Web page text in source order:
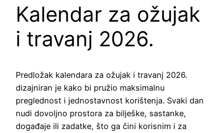
Kalendar za ožujak
i travanj 2026.
Predložak kalendara za ožujak i travanj 2026.
dizajniran je kako bi pružio maksimalnu
preglednost i jednostavnost korištenja. Svaki dan
nudi dovoljno prostora za bilješke, sastanke,
događaje ili zadatke, što ga čini korisnim i za